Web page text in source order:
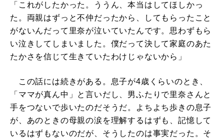
「これがしたかった。ううん、本当はしてほしかっ
た。両親はずっと不仲だったから、してもらったこと
がないんだって里奈が泣いていたんです。思わずもら
い泣きしてしまいました。僕だって決して家庭のあた
たかさを信じて生きていたわけじゃないから」
この話には続きがある。息子が4歳くらいのとき、
「ママが真ん中」と言いだし、男ふたりで里奈さんと
手をつないで歩いたのだそうだ。よちよち歩きの息子
が、あのときの母親の涙を理解するはずも、記憶して
いるはずもないのだが、そうしたのは事実だった。そ